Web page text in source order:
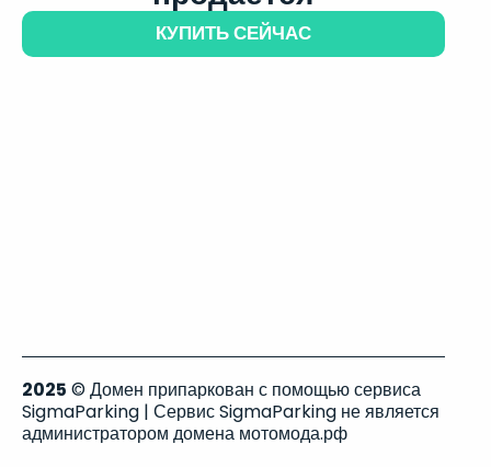
КУПИТЬ СЕЙЧАС
2025 © Домен припаркован с помощью сервиса
SigmaParking | Сервис SigmaParking не является
администратором домена мотомода.рф